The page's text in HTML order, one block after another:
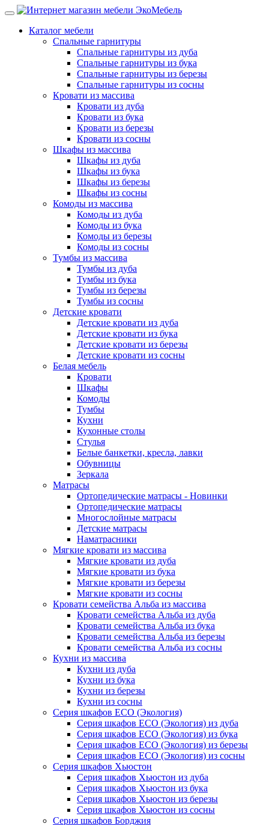
Каталог мебели
Спальные гарнитуры
Спальные гарнитуры из дуба
Спальные гарнитуры из бука
Спальные гарнитуры из березы
Спальные гарнитуры из сосны
Кровати из массива
Кровати из дуба
Кровати из бука
Кровати из березы
Кровати из сосны
Шкафы из массива
Шкафы из дуба
Шкафы из бука
Шкафы из березы
Шкафы из сосны
Комоды из массива
Комоды из дуба
Комоды из бука
Комоды из березы
Комоды из сосны
Тумбы из массива
Тумбы из дуба
Тумбы из бука
Тумбы из березы
Тумбы из сосны
Детские кровати
Детские кровати из дуба
Детские кровати из бука
Детские кровати из березы
Детские кровати из сосны
Белая мебель
Кровати
Шкафы
Комоды
Тумбы
Кухни
Кухонные столы
Стулья
Белые банкетки, кресла, лавки
Обувницы
Зеркала
Матрасы
Ортопедические матрасы - Новинки
Ортопедические матрасы
Многослойные матрасы
Детские матрасы
Наматрасники
Мягкие кровати из массива
Мягкие кровати из дуба
Мягкие кровати из бука
Мягкие кровати из березы
Мягкие кровати из сосны
Кровати семейства Альба из массива
Кровати семейства Альба из дуба
Кровати семейства Альба из бука
Кровати семейства Альба из березы
Кровати семейства Альба из сосны
Кухни из массива
Кухни из дуба
Кухни из бука
Кухни из березы
Кухни из сосны
Серия шкафов ECO (Экология)
Серия шкафов ECO (Экология) из дуба
Серия шкафов ECO (Экология) из бука
Серия шкафов ECO (Экология) из березы
Серия шкафов ECO (Экология) из сосны
Серия шкафов Хьюстон
Серия шкафов Хьюстон из дуба
Серия шкафов Хьюстон из бука
Серия шкафов Хьюстон из березы
Серия шкафов Хьюстон из сосны
Серия шкафов Борджия